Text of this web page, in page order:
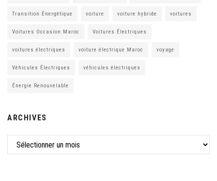
Transition Énergétique voiture voiture hybride voitures
Voitures Occasion Maroc Voitures Électriques
voitures électriques voiture électrique Maroc voyage
Véhicules Électriques véhicules électriques
Énergie Renouvelable
ARCHIVES